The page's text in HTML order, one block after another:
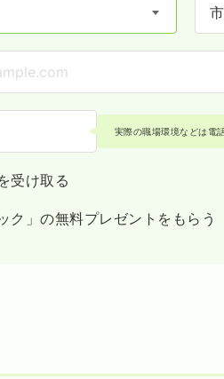
実際の職場環境などは電
受け取る
ク」の無料プレゼントをもらう